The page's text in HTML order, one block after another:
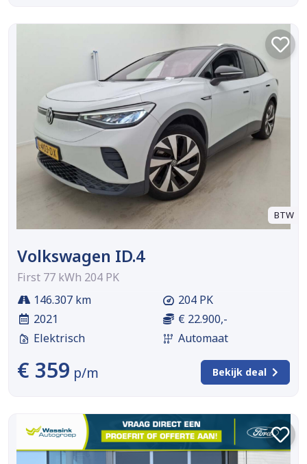
BTW
Volkswagen ID.4
First 77 kWh 204 PK
146.307 km
2021
Elektrisch
204 PK
€ 22.900,-
Automaat
€ 359 p/m Bekijk deal